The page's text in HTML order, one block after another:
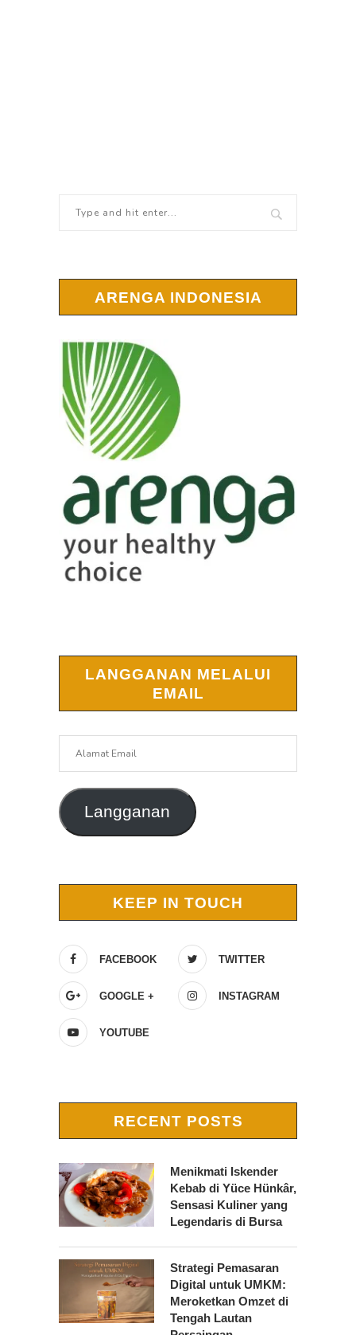
ARENGA INDONESIA
LANGGANAN MELALUI
EMAIL
Langganan
KEEP IN TOUCH
FACEBOOK TWITTER
GOOGLE + INSTAGRAM
YOUTUBE
RECENT POSTS
Menikmati Iskender
Kebab di Yüce Hünkâr,
Sensasi Kuliner yang
Legendaris di Bursa
Strategi Pemasaran
Digital untuk UMKM:
Meroketkan Omzet di
Tengah Lautan